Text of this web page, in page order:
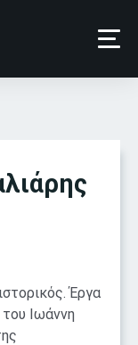
Έργα
Ιωάννη